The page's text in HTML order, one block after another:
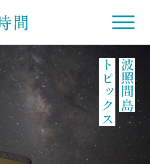
波照間島
トピックス